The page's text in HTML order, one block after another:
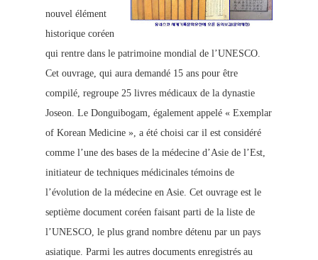
nouvel élément
historique coréen
qui rentre dans le patrimoine mondial de l’UNESCO.
Cet ouvrage, qui aura demandé 15 ans pour être
compilé, regroupe 25 livres médicaux de la dynastie
Joseon. Le Donguibogam, également appelé « Exemplar
of Korean Medicine », a été choisi car il est considéré
comme l’une des bases de la médecine d’Asie de l’Est,
initiateur de techniques médicinales témoins de
l’évolution de la médecine en Asie. Cet ouvrage est le
septième document coréen faisant parti de la liste de
l’UNESCO, le plus grand nombre détenu par un pays
asiatique. Parmi les autres documents enregistrés au